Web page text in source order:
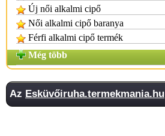
Új női alkalmi cipő
Női alkalmi cipő baranya
Férfi alkalmi cipő termék
Még több
Az Esküvőiruha.termekmania.hu